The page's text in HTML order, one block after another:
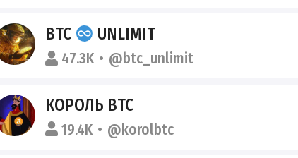
BTC UNLIMIT
47.3K @btc_unlimit
КОРОЛЬ BTC
19.4K @korolbtc